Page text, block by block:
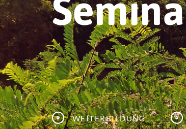
Weiterbildung